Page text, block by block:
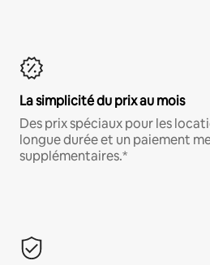
La simplicité du prix au mois
Des prix spéciaux pour les
longue durée et un paiement
supplémentaires.*